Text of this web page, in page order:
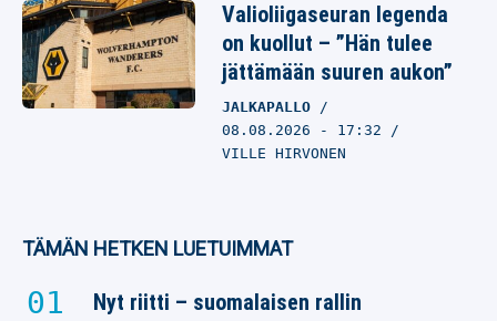
Valioliigaseuran legenda
on kuollut – ”Hän tulee
jättämään suuren aukon”
JALKAPALLO
08.08.2026 - 17:32
VILLE HIRVONEN
TÄMÄN HETKEN LUETUIMMAT
Nyt riitti – suomalaisen rallin